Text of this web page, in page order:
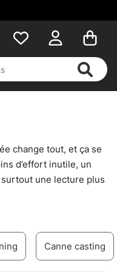
change tout, et ça se
d’effort inutile, un
une lecture plus
canne répond à une
précision et
Canne casting